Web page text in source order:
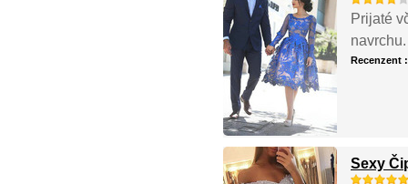
Prijaté
Recenzent
Sexy